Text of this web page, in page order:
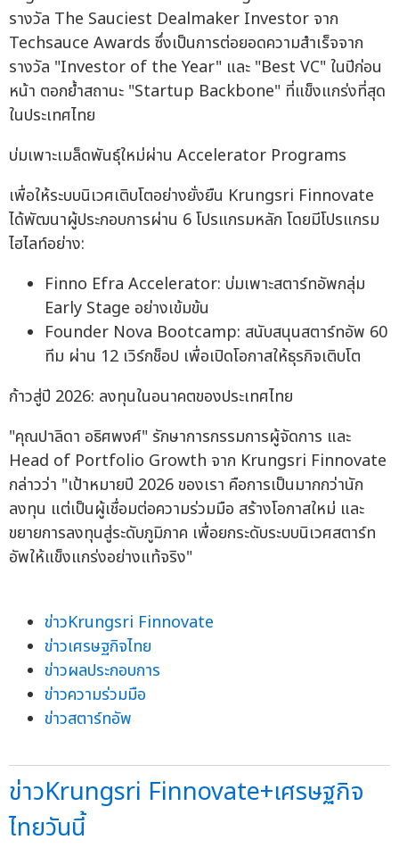
รางวัล The Sauciest Dealmaker Investor จาก
Techsauce Awards ซึ่งเป็นการต่อยอดความสำเร็จจาก
รางวัล "Investor of the Year" และ "Best VC" ในปีก่อน
หน้า ตอกย้ำสถานะ "Startup Backbone" ที่แข็งแกร่งที่สุด
ในประเทศไทย
บ่มเพาะเมล็ดพันธุ์ใหม่ผ่าน Accelerator Programs
เพื่อให้ระบบนิเวศเติบโตอย่างยั่งยืน Krungsri Finnovate
ได้พัฒนาผู้ประกอบการผ่าน 6 โปรแกรมหลัก โดยมีโปรแกรม
ไฮไลท์อย่าง:
Finno Efra Accelerator: บ่มเพาะสตาร์ทอัพกลุ่ม
Early Stage อย่างเข้มข้น
Founder Nova Bootcamp: สนับสนุนสตาร์ทอัพ 60
ทีม ผ่าน 12 เวิร์กช็อป เพื่อเปิดโอกาสให้ธุรกิจเติบโต
ก้าวสู่ปี 2026: ลงทุนในอนาคตของประเทศไทย
"คุณปาลิดา อธิศพงศ์" รักษาการกรรมการผู้จัดการ และ
Head of Portfolio Growth จาก Krungsri Finnovate
กล่าวว่า "เป้าหมายปี 2026 ของเรา คือการเป็นมากกว่านัก
ลงทุน แต่เป็นผู้เชื่อมต่อความร่วมมือ สร้างโอกาสใหม่ และ
ขยายการลงทุนสู่ระดับภูมิภาค เพื่อยกระดับระบบนิเวศสตาร์ท
อัพให้แข็งแกร่งอย่างแท้จริง"
ข่าวKrungsri Finnovate
ข่าวเศรษฐกิจไทย
ข่าวผลประกอบการ
ข่าวความร่วมมือ
ข่าวสตาร์ทอัพ
ข่าวKrungsri Finnovate+เศรษฐกิจ
ไทยวันนี้